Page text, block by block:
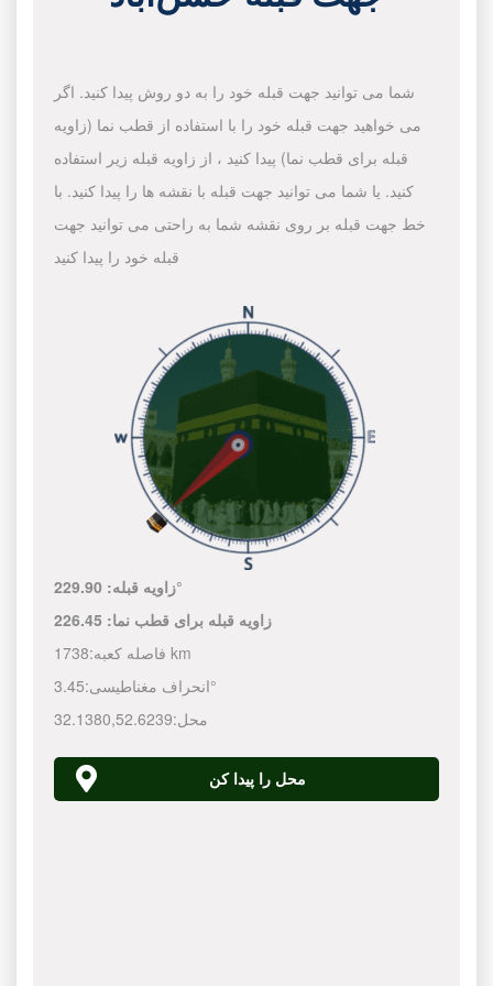
شما می توانید جهت قبله خود را به دو روش پیدا کنید. اگر
می خواهید جهت قبله خود را با استفاده از قطب نما (زاویه
قبله برای قطب نما) پیدا کنید ، از زاویه قبله زیر استفاده
کنید. یا شما می توانید جهت قبله با نقشه ها را پیدا کنید. با
خط جهت قبله بر روی نقشه شما به راحتی می توانید جهت
قبله خود را پیدا کنید
زاویه قبله:229.90°
زاویه قبله برای قطب نما: 226.45
فاصله کعبه: 1738 km
انحراف مغناطیسی:3.45°
محل:
32.1380,52.6239
محل را پیدا کن